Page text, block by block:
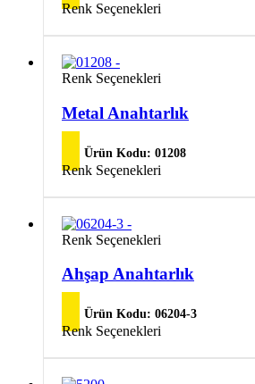
Renk Seçenekleri
Bu
birden
fazla
Seçenekler
seçilebilir
Renk Seçenekleri
Metal Anahtarlık
Ürün Kodu: 01208
Bu
birden
fazla
varyasyonu
var.
Seçenekler
ürün
seçilebilir
Renk Seçenekleri
Bu
birden
fazla
varyasyonu
Seçenekler
Renk Seçenekleri
Ahşap Anahtarlık
Ürün Kodu: 06204-3
Bu
birden
fazla
Renk Seçenekleri